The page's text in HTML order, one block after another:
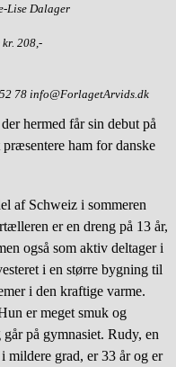
Lise Dalager
208,-
78 info@ForlagetArvids.dk
hermed får sin debut på
ham for danske
af Schweiz i sommeren
er en dreng på 13 år,
også som aktiv deltager i
i en større bygning til
i den kraftige varme.
er meget smuk og
på gymnasiet. Rudy, en
grad, er 33 år og er